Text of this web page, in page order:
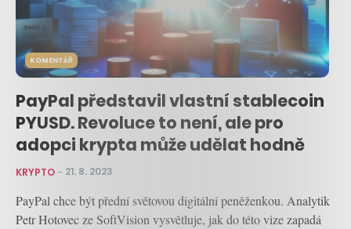
KOMENTÁŘ
PayPal představil vlastní stablecoin
PYUSD. Revoluce to není, ale pro
adopci krypta může udělat hodně
KRYPTO– 21. 8. 2023
PayPal chce být přední světovou digitální peněženkou. Analytik
Petr Hotovec ze SoftVision vysvětluje, jak do této vize zapadá